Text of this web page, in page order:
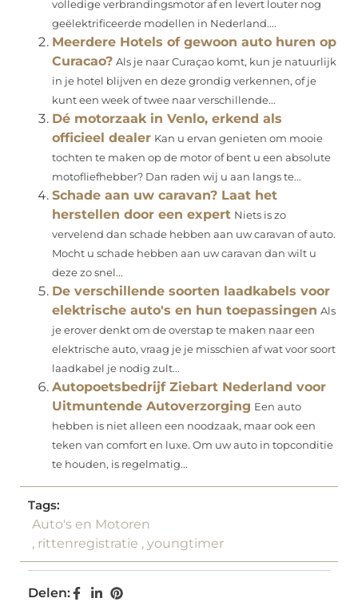
volledige verbrandingsmotor af en levert louter nog
geëlektrificeerde modellen in Nederland....
Meerdere Hotels of gewoon auto huren op
Curacao? Als je naar Curaçao komt, kun je natuurlijk
in je hotel blijven en deze grondig verkennen, of je
kunt een week of twee naar verschillende...
Dé motorzaak in Venlo, erkend als
officieel dealer Kan u ervan genieten om mooie
tochten te maken op de motor of bent u een absolute
motofliefhebber? Dan raden wij u aan langs te...
Schade aan uw caravan? Laat het
herstellen door een expert Niets is zo
vervelend dan schade hebben aan uw caravan of auto.
Mocht u schade hebben aan uw caravan dan wilt u
deze zo snel...
De verschillende soorten laadkabels voor
elektrische auto's en hun toepassingen Als
je erover denkt om de overstap te maken naar een
elektrische auto, vraag je je misschien af wat voor soort
laadkabel je nodig zult...
Autopoetsbedrijf Ziebart Nederland voor
Uitmuntende Autoverzorging Een auto
hebben is niet alleen een noodzaak, maar ook een
teken van comfort en luxe. Om uw auto in topconditie
te houden, is regelmatig...
Tags:
Auto's en Motoren
, rittenregistratie , youngtimer
Delen: